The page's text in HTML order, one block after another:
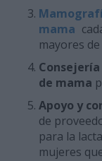
mama
mayores
de mama
Apoyo y
de
para la
mujeres